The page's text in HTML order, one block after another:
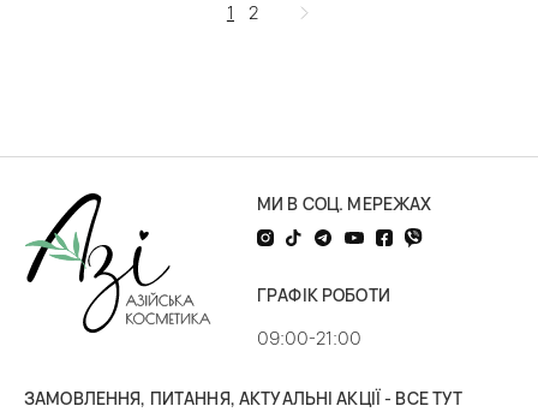
1 2
МИ В СОЦ. МЕРЕЖАХ
ГРАФІК РОБОТИ
09:00-21:00
ЗАМОВЛЕННЯ, ПИТАННЯ, АКТУАЛЬНІ АКЦІЇ - ВСЕ ТУТ